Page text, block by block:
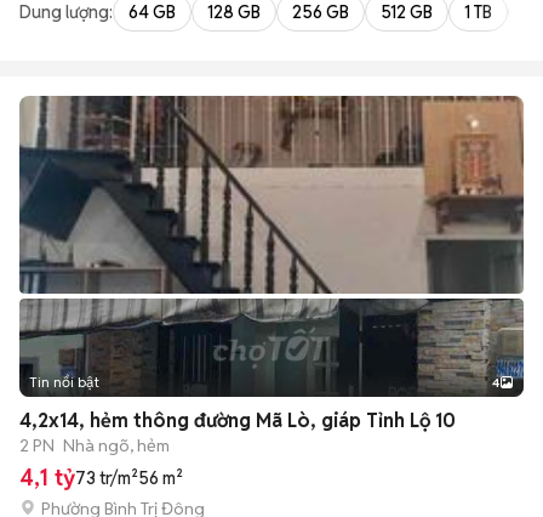
Dung lượng: 64 GB 128 GB 256 GB 512 GB 1 TB
Tin nổi bật 4
4,2x14, hẻm thông đường Mã Lò, giáp Tỉnh Lộ 10
2 PN Nhà ngõ, hẻm
4,1 tỷ73 tr/m²56 m²
Phường Bình Trị Đông